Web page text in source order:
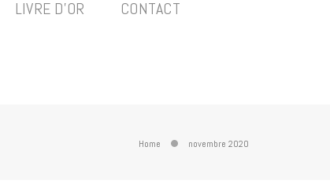
LIVRE D’OR CONTACT
Home novembre 2020